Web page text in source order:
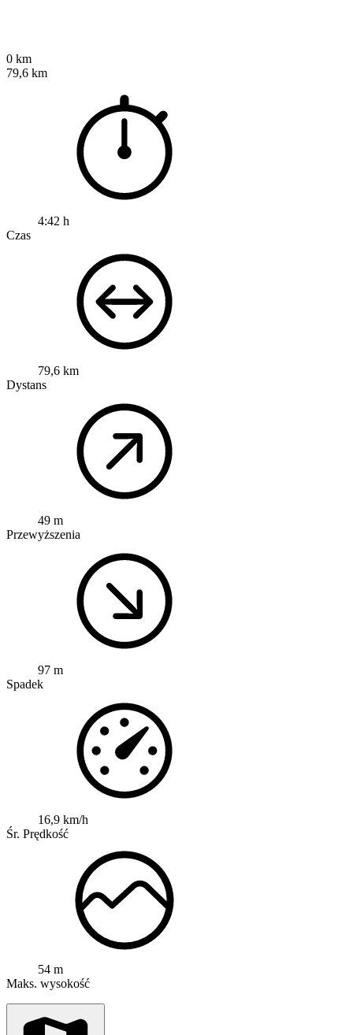
0 km
79,6 km
4:42 h
Czas
79,6 km
Dystans
49 m
Przewyższenia
97 m
Spadek
16,9 km/h
Śr. Prędkość
54 m
Maks. wysokość